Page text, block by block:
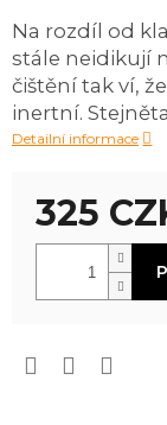
0,0
z
5
hvězdiček.
325
Na rozdíl od
stále neidikují
čištění tak ví,
inertní.
Detailní informace